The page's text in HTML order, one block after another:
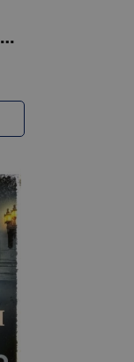
BOOK SET OF 2 Titles: You Were Never Not Mine + Daydream